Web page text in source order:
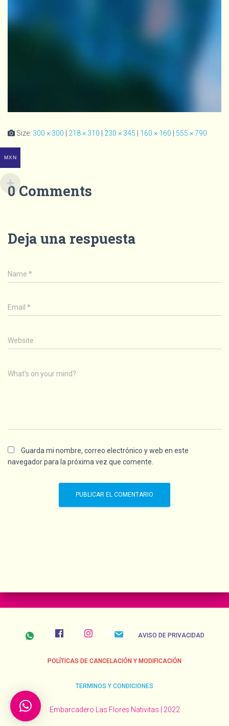
Size: 300 × 300 218 × 310 230 × 345 160 × 160 555 × 790
0 Comments
Deja una respuesta
Name *
Email *
Website
What's on your mind?
Guarda mi nombre, correo electrónico y web en este
navegador para la próxima vez que comente.
AVISO DE PRIVACIDAD
POLÍTICAS DE CANCELACIÓN Y MODIFICACIÓN
TERMINOS Y CONDICIONES
Embarcadero Las Flores Nativitas | 2022
MXN